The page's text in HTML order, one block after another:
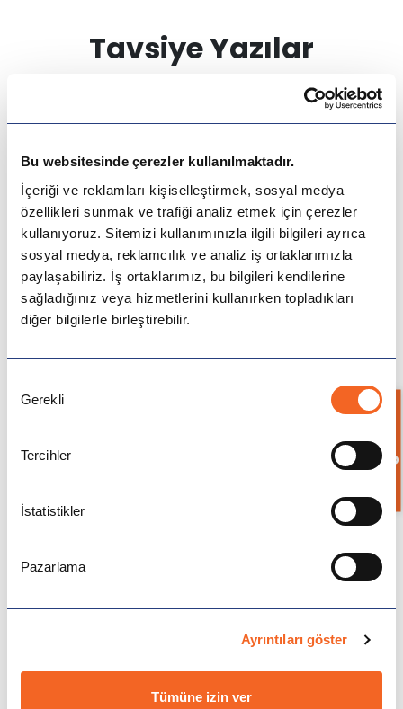
Bu websitesinde çerezler kullanılmaktadır.
İçeriği ve reklamları kişiselleştirmek, sosyal medya
özellikleri sunmak ve trafiği analiz etmek için çerezler
kullanıyoruz. Sitemizi kullanımınızla ilgili bilgileri ayrıca
sosyal medya, reklamcılık ve analiz iş ortaklarımızla
paylaşabiliriz. İş ortaklarımız, bu bilgileri kendilerine
sağladığınız veya hizmetlerini kullanırken topladıkları
diğer bilgilerle birleştirebilir.
Seçimi
Gerekli
Tercihler
İstatistikler
Pazarlama
Ayrıntıları göster
Tümüne izin ver
Estonya
Danimarka
Avustralya
Kanada
Amerika
Polonya
Macaristan
Çekya
Tavsiye Yazılar
Bilgi İste